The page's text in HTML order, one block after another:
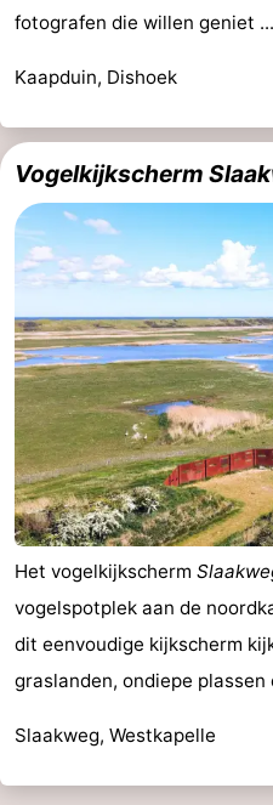
Nieuwvliet
-
Sluis
-
Cadzand
-
Natuur
Het
Zwin
Weer
Contact
fotografen die willen geniet ...
Kaapduin, Dishoek
Vogelkijkscherm
Het vogelkijkscherm
vogelspotplek aan de
dit eenvoudige kijkscherm
graslanden, ondiepe plassen
Slaakweg, Westkapelle